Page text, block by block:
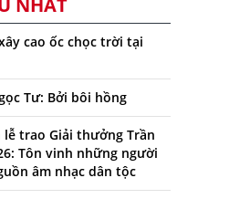
NHẤT
cao ốc chọc trời tại
Tư: Bởi bôi hồng
lễ trao Giải thưởng Trần
Tôn vinh những người
âm nhạc dân tộc